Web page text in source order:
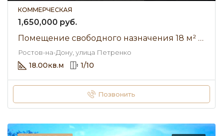
КОММЕРЧЕСКАЯ
1,650,000 руб.
Помещение свободного назначения 18 м² • улица Петренко • Продажа
Ростов-на-Дону, улица Петренко
18.00кв.м 1/10
Позвонить